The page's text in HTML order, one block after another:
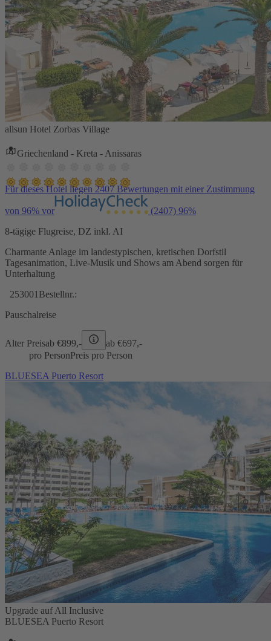
allsun Hotel Zorbas Village
Griechenland - Kreta - Anissaras
Für dieses Hotel liegen 2407 Bewertungen mit einer Zustimmung
von 96% vor (2407) 96%
8-tägige Flugreise, DZ inkl. AI
Charmante Anlage im landestypischen, kretischen Dorfstil
Tagesanimation, Live-Musik und Shows am Abend sorgen für
Unterhaltung
253001 Bestellnr.:
Pauschalreise
Alter Preisab €899,- ab €697,-
pro PersonPreis pro Person
BLUESEA Puerto Resort
Upgrade auf All Inclusive
BLUESEA Puerto Resort